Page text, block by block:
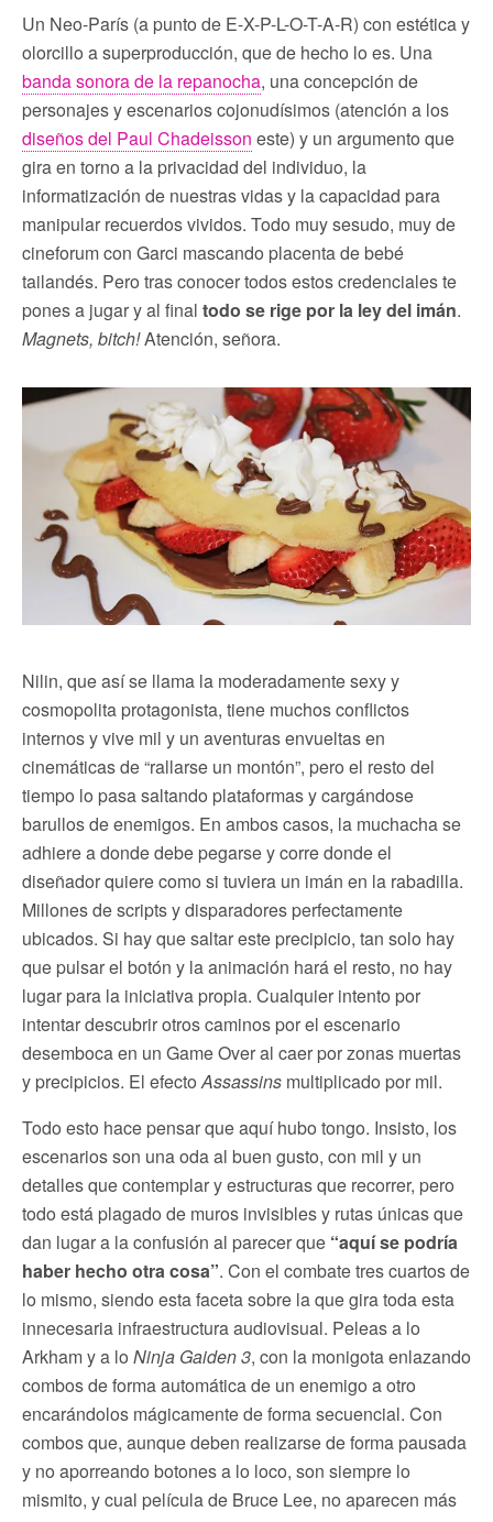
Un Neo-París (a punto de E-X-P-L-O-T-A-R) con estética y
olorcillo a superproducción, que de hecho lo es. Una
banda sonora de la repanocha, una concepción de
personajes y escenarios cojonudísimos (atención a los
diseños del Paul Chadeisson este) y un argumento que
gira en torno a la privacidad del individuo, la
informatización de nuestras vidas y la capacidad para
manipular recuerdos vividos. Todo muy sesudo, muy de
cineforum con Garci mascando placenta de bebé
tailandés. Pero tras conocer todos estos credenciales te
pones a jugar y al final todo se rige por la ley del imán.
Magnets, bitch!Atención, señora.
Nilin, que así se llama la moderadamente sexy y
cosmopolita protagonista, tiene muchos conflictos
internos y vive mil y un aventuras envueltas en
cinemáticas de “rallarse un montón”, pero el resto del
tiempo lo pasa saltando plataformas y cargándose
barullos de enemigos. En ambos casos, la muchacha se
adhiere a donde debe pegarse y corre donde el
diseñador quiere como si tuviera un imán en la rabadilla.
Millones de scripts y disparadores perfectamente
ubicados. Si hay que saltar este precipicio, tan solo hay
que pulsar el botón y la animación hará el resto, no hay
lugar para la iniciativa propia. Cualquier intento por
intentar descubrir otros caminos por el escenario
desemboca en un Game Over al caer por zonas muertas
y precipicios. El efectoAssassins multiplicado por mil.
Todo esto hace pensar que aquí hubo tongo. Insisto, los
escenarios son una oda al buen gusto, con mil y un
detalles que contemplar y estructuras que recorrer, pero
todo está plagado de muros invisibles y rutas únicas que
dan lugar a la confusión al parecer que “aquí se podría
haber hecho otra cosa”. Con el combate tres cuartos de
lo mismo, siendo esta faceta sobre la que gira toda esta
innecesaria infraestructura audiovisual. Peleas a lo
Arkham y a lo Ninja Gaiden 3, con la monigota enlazando
combos de forma automática de un enemigo a otro
encarándolos mágicamente de forma secuencial. Con
combos que, aunque deben realizarse de forma pausada
y no aporreando botones a lo loco, son siempre lo
mismito, y cual película de Bruce Lee, no aparecen más